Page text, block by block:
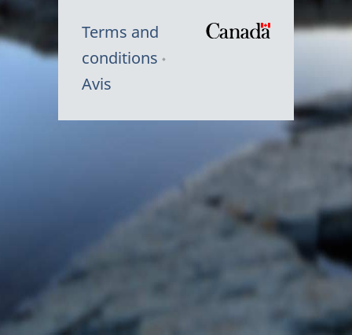
Terms and
conditions
Avis
du